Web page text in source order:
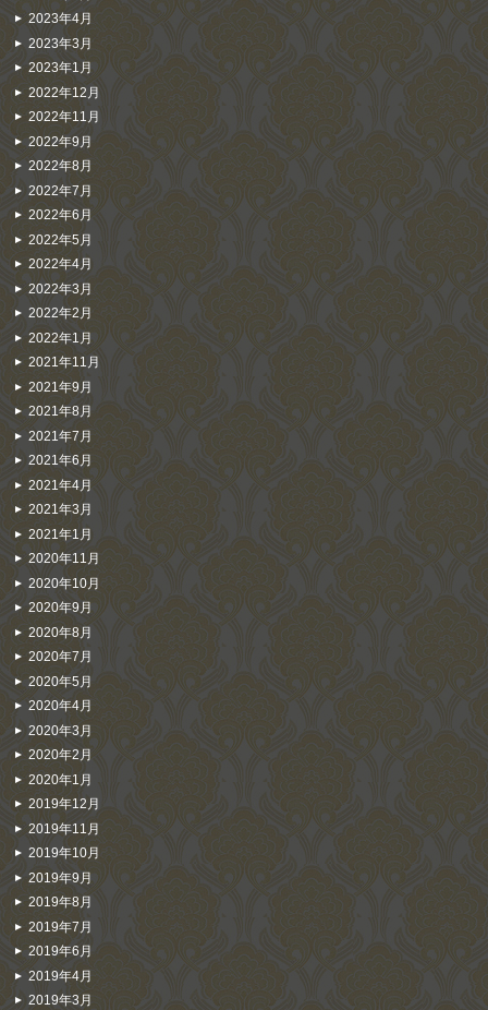
2023年4月
2023年3月
2023年1月
2022年12月
2022年11月
2022年9月
2022年8月
2022年7月
2022年6月
2022年5月
2022年4月
2022年3月
2022年2月
2022年1月
2021年11月
2021年9月
2021年8月
2021年7月
2021年6月
2021年4月
2021年3月
2021年1月
2020年11月
2020年10月
2020年9月
2020年8月
2020年7月
2020年5月
2020年4月
2020年3月
2020年2月
2020年1月
2019年12月
2019年11月
2019年10月
2019年9月
2019年8月
2019年7月
2019年6月
2019年4月
2019年3月